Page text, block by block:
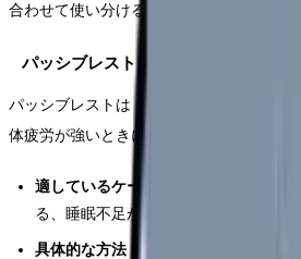
合わせて使い分けることで、回復効率が大
パッシブレスト（消極的休養）が効く
パッシブレストは「何もしない」「ゆっ
体疲労が強いときに適しています。
適しているケース：
夜勤明け、連続
る、睡眠不足が3日以上続いている
具体的な方法：
十分な睡眠、ベッド